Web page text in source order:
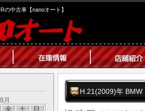
の中古車【nanoオート】
月
金 土 日
H.21(2009)年